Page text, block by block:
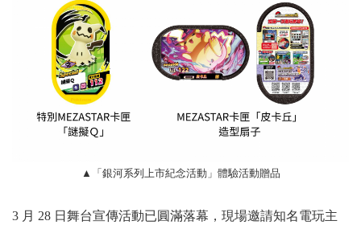
▲「銀河系列上市紀念活動」體驗活動贈品
3 月 28 日舞台宣傳活動已圓滿落幕，現場邀請知名電玩主